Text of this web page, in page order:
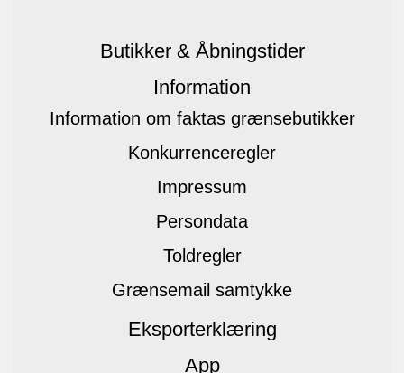
Butikker & Åbningstider
Information
Information om faktas grænsebutikker
Konkurrenceregler
Impressum
Persondata
Toldregler
Grænsemail samtykke
Eksporterklæring
App